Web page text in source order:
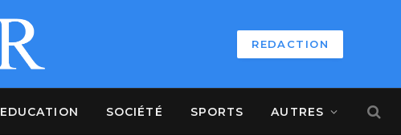
REDACTION
EDUCATION SOCIÉTÉ SPORTS AUTRES